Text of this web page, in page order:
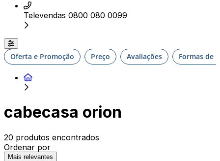
Televendas 0800 080 0099
Oferta e Promoção Preço Avaliações Formas de
cabecasa orion
20 produtos encontrados
Ordenar por
Mais relevantes